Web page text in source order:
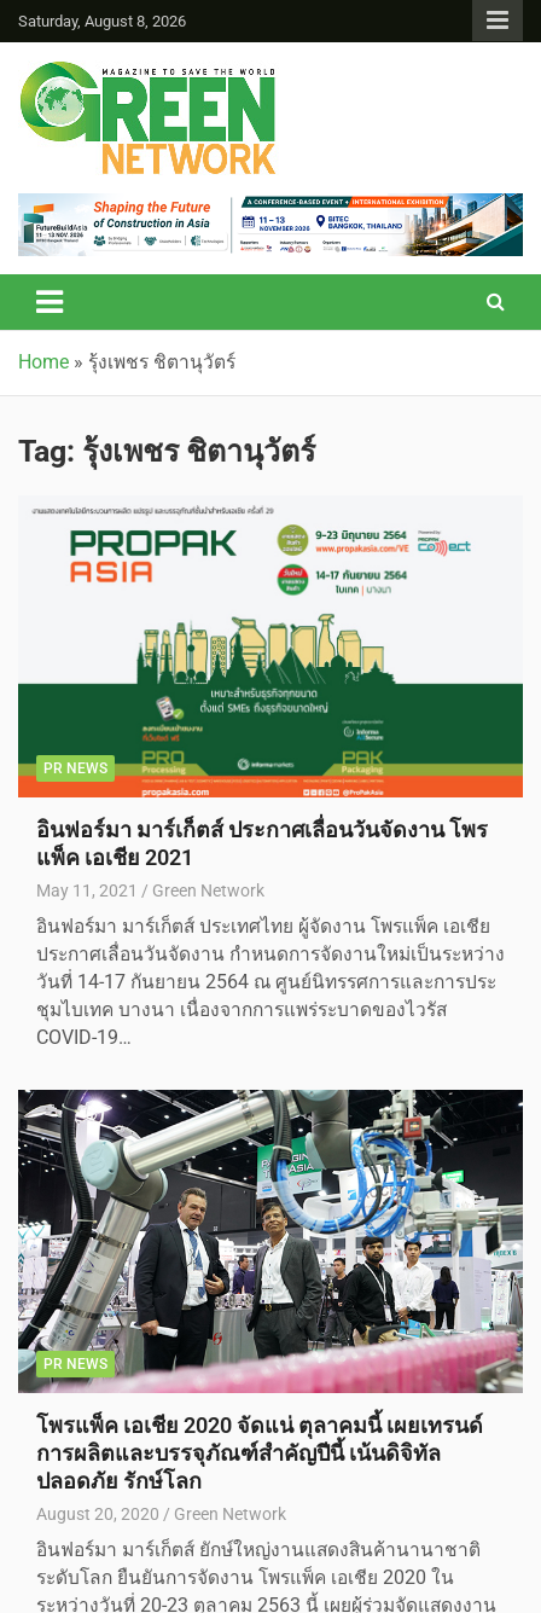
Saturday, August 8, 2026
Green Network
Home » รุ้งเพชร ชิตานุวัตร์
Tag: รุ้งเพชร ชิตานุวัตร์
PR NEWS
อินฟอร์มา มาร์เก็ตส์ ประกาศเลื่อนวันจัดงาน โพร
แพ็ค เอเชีย 2021
May 11, 2021 Green Network
อินฟอร์มา มาร์เก็ตส์ ประเทศไทย ผู้จัดงาน โพรแพ็ค เอเชีย
ประกาศเลื่อนวันจัดงาน กำหนดการจัดงานใหม่เป็นระหว่าง
วันที่ 14-17 กันยายน 2564 ณ ศูนย์นิทรรศการและการประ
ชุมไบเทค บางนา เนื่องจากการแพร่ระบาดของไวรัส
COVID-19…
PR NEWS
โพรแพ็ค เอเชีย 2020 จัดแน่ ตุลาคมนี้ เผยเทรนด์
การผลิตและบรรจุภัณฑ์สำคัญปีนี้ เน้นดิจิทัล
ปลอดภัย รักษ์โลก
August 20, 2020 Green Network
อินฟอร์มา มาร์เก็ตส์ ยักษ์ใหญ่งานแสดงสินค้านานาชาติ
ระดับโลก ยืนยันการจัดงาน โพรแพ็ค เอเชีย 2020 ใน
ระหว่างวันที่ 20-23 ตุลาคม 2563 นี้ เผยผู้ร่วมจัดแสดงงาน